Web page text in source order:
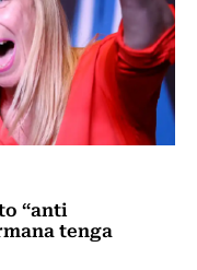
“anti
tenga